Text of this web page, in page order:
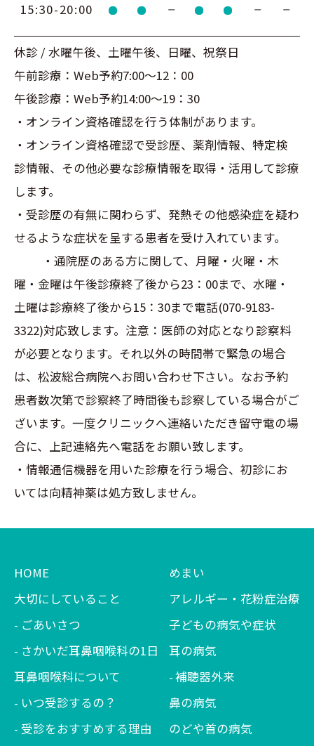
15:30-20:00
休診 / 水曜午後、土曜午後、日曜、祝祭日
午前診療：Web予約7:00～12：00
午後診療：Web予約14:00～19：30
・オンライン資格確認を行う体制があります。
・オンライン資格確認で受診歴、薬剤情報、特定検
診情報、その他必要な診療情報を取得・活用して診療
します。
・受診歴の有無に関わらず、発熱その他感染症を疑わ
せるような症状を呈する患者を受け入れています。
・通院歴のある方に関して、月曜・火曜・木
曜・金曜は午後診療終了後から23：00まで、水曜・
土曜は診療終了後から15：30まで電話(070-9183-
3322)対応致します。注意：医師の対応となり診察料
が必要となります。それ以外の時間帯で緊急の場合
は、松波総合病院へお問い合わせ下さい。なお予約
患者数次第で診察終了時間後も診察している場合がご
ざいます。一度クリニックへ連絡いただき留守電の場
合に、上記連絡先へ電話をお願い致します。
・情報通信機器を用いた診療を行う場合、初診にお
いては向精神薬は処方致しません。
HOME
大切にしていること
ごあいさつ
さかいだ耳鼻咽喉科の1日
耳鼻咽喉科について
いつ受診するの？
受診をおすすめする理由
めまい
アレルギー・花粉症治療
子どもの病気や症状
耳の病気
補聴器外来
鼻の病気
のどや首の病気